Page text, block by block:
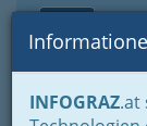
INFOGRAZ.at
Home Branchen
Gewerbe &